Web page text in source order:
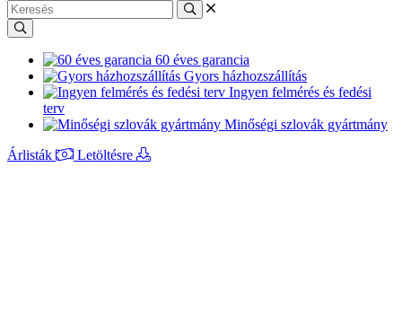
60 éves garancia
Gyors házhozszállítás
Ingyen felmérés és fedési
terv
Minőségi szlovák gyártmány
Árlisták
Letöltésre